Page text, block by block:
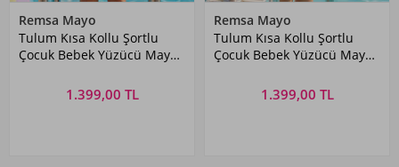
Remsa Mayo
Tulum Kısa Kollu Şortlu
Çocuk Bebek Yüzücü Mayo
1.399,00 TL
Remsa Mayo
Tulum Kısa Kollu Şortlu
Çocuk Bebek Yüzücü Mayo
1.399,00 TL